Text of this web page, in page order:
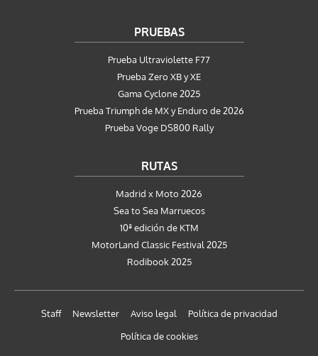
PRUEBAS
Prueba Ultraviolette F77
Prueba Zero XB y XE
Gama Cyclone 2025
Prueba Triumph de MX y Enduro de 2026
Prueba Voge DS800 Rally
RUTAS
Madrid x Moto 2026
Sea to Sea Marruecos
10ª edición de KTM
MotorLand Classic Festival 2025
Rodibook 2025
Staff Newsletter Aviso legal
Política de privacidad
Política de cookies